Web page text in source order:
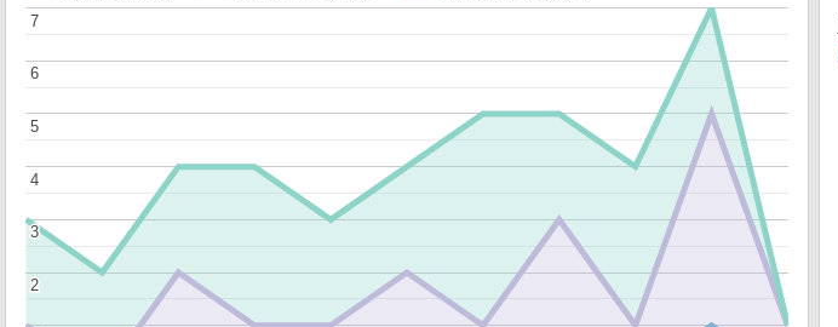
2
2
3
3
4
4
5
5
6
6
7
7